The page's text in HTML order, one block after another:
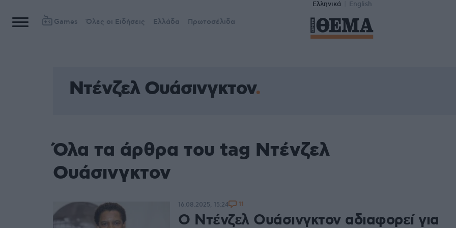
Ελληνικά English
Games Όλες οι Ειδήσεις Ελλάδα Πρωτοσέλιδα
Ντένζελ Ουάσινγκτον
Όλα τα άρθρα του tag Ντένζελ
Ουάσινγκτον
Ο Ντένζελ Ουάσινγκτον αδιαφορεί για
16.08.2025, 15:24 11